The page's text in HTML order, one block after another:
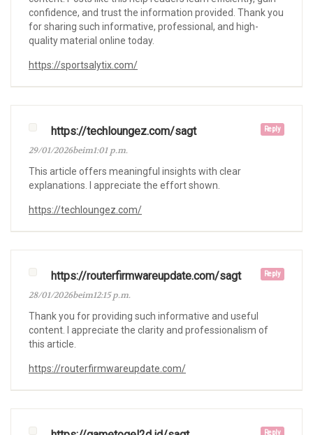
confidence, and trust the information provided. Thank you
for sharing such informative, professional, and high-
quality material online today.
https://sportsalytix.com/
Reply
https://techloungez.com/sagt
29/01/2026beim1:01 p.m.
This article offers meaningful insights with clear
explanations. I appreciate the effort shown.
https://techloungez.com/
Reply
https://routerfirmwareupdate.com/sagt
28/01/2026beim12:15 p.m.
Thank you for providing such informative and useful
content. I appreciate the clarity and professionalism of
this article.
https://routerfirmwareupdate.com/
Reply